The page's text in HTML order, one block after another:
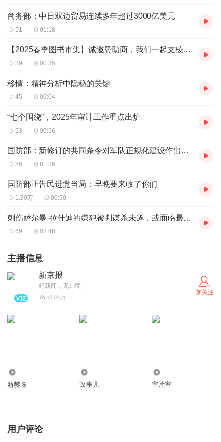
商务部：中日双边贸易连续多年超过3000亿美元
51 01:18
【2025春季图书市集】诚邀赞助商，我们一起支棱起春天！
39 00:35
移情：精神分析中隐秘的关键
45 09:04
“七个围绕”，2025年审计工作重点出炉
53 00:56
国防部：新修订的共同条令对军队正规化建设作出全面规范
56 01:36
国防部正告民进党当局：早晚要来收了你们
1.30万 00:50
刺伤萨尔曼·拉什迪的嫌犯被判谋杀未遂，或面临最高32年监禁
69 03:48
主播信息
新京报
好新闻，无止境。
58.09万
加关注
新赫兹 政事儿 审片室
用户评论